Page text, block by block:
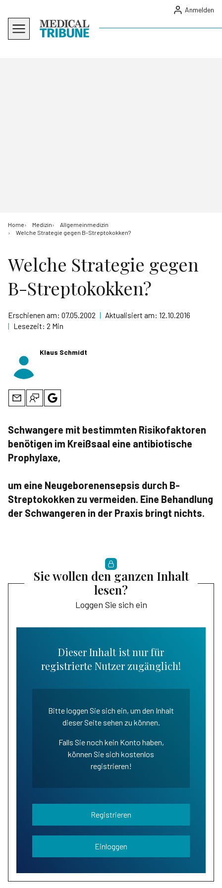
Anmelden
Home Medizin
Allgemeinmedizin
Welche Strategie gegen B-Streptokokken?
Welche Strategie gegen
B-Streptokokken?
Erschienen am: 07.05.2002 | Aktualisiert am: 12.10.2016
| Lesezeit: 2 Min
Klaus Schmidt
Schwangere mit bestimmten Risikofaktoren
benötigen im Kreißsaal eine antibiotische
Prophylaxe,
um eine Neugeborenensepsis durch B-
Streptokokken zu vermeiden. Eine Behandlung
der Schwangeren in der Praxis bringt nichts.
Sie wollen den ganzen Inhalt
lesen?
Loggen Sie sich ein
Dieser Inhalt ist nur für
registrierte Nutzer zugänglich!
Bitte loggen Sie sich ein, um den Inhalt
dieser Seite sehen zu können.
Falls Sie noch kein Konto haben,
können Sie sich kostenlos
registrieren!
Registrieren
Einloggen